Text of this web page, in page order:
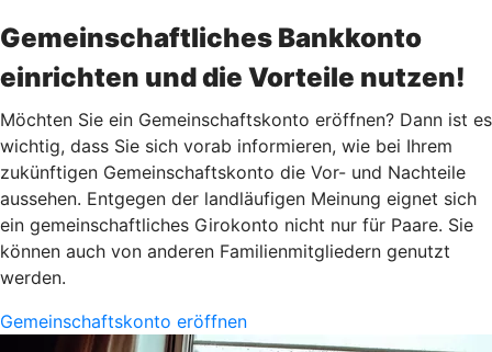
Gemeinschaftliches Bankkonto
einrichten und die Vorteile nutzen!
Möchten Sie ein Gemeinschaftskonto eröffnen? Dann ist es
wichtig, dass Sie sich vorab informieren, wie bei Ihrem
zukünftigen Gemeinschaftskonto die Vor- und Nachteile
aussehen. Entgegen der landläufigen Meinung eignet sich
ein gemeinschaftliches Girokonto nicht nur für Paare. Sie
können auch von anderen Familienmitgliedern genutzt
werden.
Gemeinschaftskonto eröffnen